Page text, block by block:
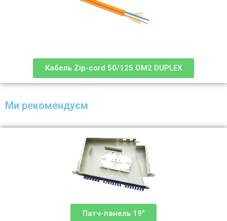
Кабель Zip-cord 50/125 OM2 DUPLEX
Ми рекомендуєм
Патч-панель 19"